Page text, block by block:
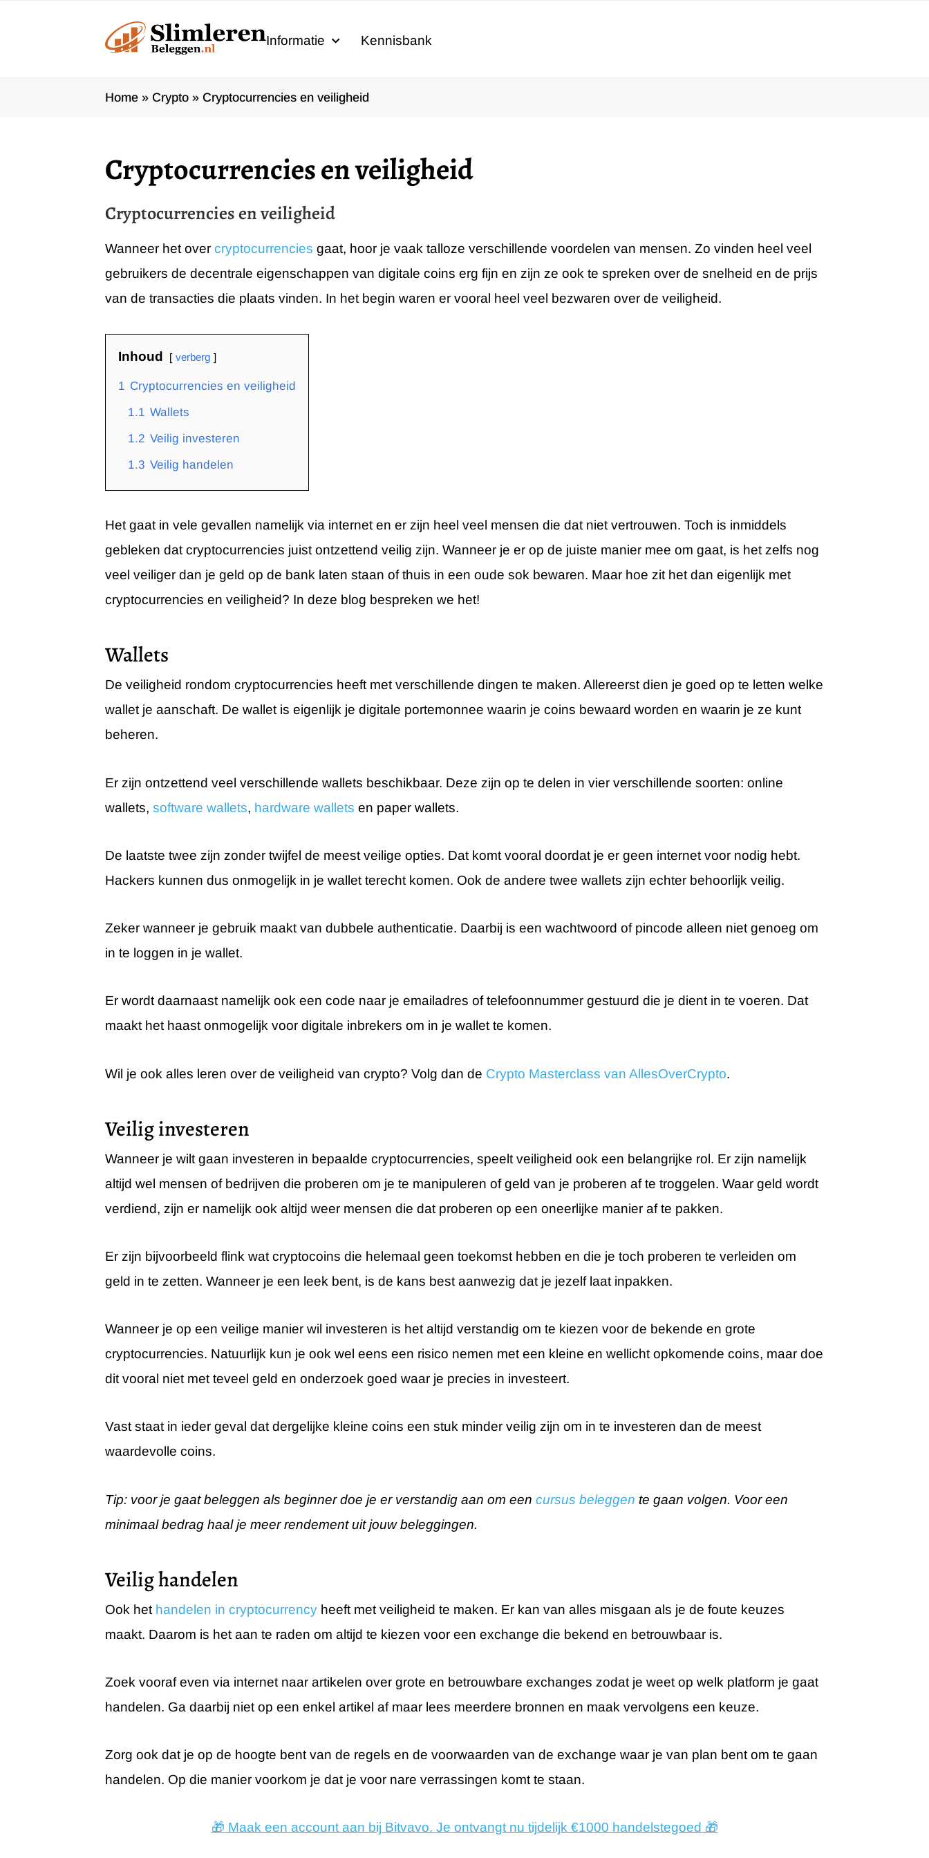
Informatie Kennisbank
Home » Crypto » Cryptocurrencies en veiligheid
Cryptocurrencies en veiligheid
Cryptocurrencies en veiligheid
Wanneer het over cryptocurrencies gaat, hoor je vaak talloze verschillende voordelen van mensen. Zo vinden heel veel
gebruikers de decentrale eigenschappen van digitale coins erg fijn en zijn ze ook te spreken over de snelheid en de prijs
van de transacties die plaats vinden. In het begin waren er vooral heel veel bezwaren over de veiligheid.
Inhoud verberg
1 Cryptocurrencies en veiligheid
1.1 Wallets
1.2 Veilig investeren
1.3 Veilig handelen
Het gaat in vele gevallen namelijk via internet en er zijn heel veel mensen die dat niet vertrouwen. Toch is inmiddels
gebleken dat cryptocurrencies juist ontzettend veilig zijn. Wanneer je er op de juiste manier mee om gaat, is het zelfs nog
veel veiliger dan je geld op de bank laten staan of thuis in een oude sok bewaren. Maar hoe zit het dan eigenlijk met
cryptocurrencies en veiligheid? In deze blog bespreken we het!
Wallets
De veiligheid rondom cryptocurrencies heeft met verschillende dingen te maken. Allereerst dien je goed op te letten welke
wallet je aanschaft. De wallet is eigenlijk je digitale portemonnee waarin je coins bewaard worden en waarin je ze kunt
beheren.
Er zijn ontzettend veel verschillende wallets beschikbaar. Deze zijn op te delen in vier verschillende soorten: online
wallets, software wallets, hardware wallets en paper wallets.
De laatste twee zijn zonder twijfel de meest veilige opties. Dat komt vooral doordat je er geen internet voor nodig hebt.
Hackers kunnen dus onmogelijk in je wallet terecht komen. Ook de andere twee wallets zijn echter behoorlijk veilig.
Zeker wanneer je gebruik maakt van dubbele authenticatie. Daarbij is een wachtwoord of pincode alleen niet genoeg om
in te loggen in je wallet.
Er wordt daarnaast namelijk ook een code naar je emailadres of telefoonnummer gestuurd die je dient in te voeren. Dat
maakt het haast onmogelijk voor digitale inbrekers om in je wallet te komen.
Wil je ook alles leren over de veiligheid van crypto? Volg dan de Crypto Masterclass van AllesOverCrypto.
Veilig investeren
Wanneer je wilt gaan investeren in bepaalde cryptocurrencies, speelt veiligheid ook een belangrijke rol. Er zijn namelijk
altijd wel mensen of bedrijven die proberen om je te manipuleren of geld van je proberen af te troggelen. Waar geld wordt
verdiend, zijn er namelijk ook altijd weer mensen die dat proberen op een oneerlijke manier af te pakken.
Er zijn bijvoorbeeld flink wat cryptocoins die helemaal geen toekomst hebben en die je toch proberen te verleiden om
geld in te zetten. Wanneer je een leek bent, is de kans best aanwezig dat je jezelf laat inpakken.
Wanneer je op een veilige manier wil investeren is het altijd verstandig om te kiezen voor de bekende en grote
cryptocurrencies. Natuurlijk kun je ook wel eens een risico nemen met een kleine en wellicht opkomende coins, maar doe
dit vooral niet met teveel geld en onderzoek goed waar je precies in investeert.
Vast staat in ieder geval dat dergelijke kleine coins een stuk minder veilig zijn om in te investeren dan de meest
waardevolle coins.
Tip: voor je gaat beleggen als beginner doe je er verstandig aan om een cursus beleggen te gaan volgen. Voor een
minimaal bedrag haal je meer rendement uit jouw beleggingen.
Veilig handelen
Ook het handelen in cryptocurrency heeft met veiligheid te maken. Er kan van alles misgaan als je de foute keuzes
maakt. Daarom is het aan te raden om altijd te kiezen voor een exchange die bekend en betrouwbaar is.
Zoek vooraf even via internet naar artikelen over grote en betrouwbare exchanges zodat je weet op welk platform je gaat
handelen. Ga daarbij niet op een enkel artikel af maar lees meerdere bronnen en maak vervolgens een keuze.
Zorg ook dat je op de hoogte bent van de regels en de voorwaarden van de exchange waar je van plan bent om te gaan
handelen. Op die manier voorkom je dat je voor nare verrassingen komt te staan.
🎁 Maak een account aan bij Bitvavo. Je ontvangt nu tijdelijk €1000 handelstegoed 🎁